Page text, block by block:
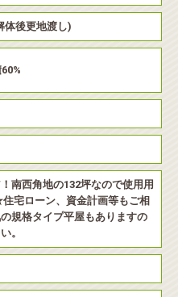
体後更地渡し)
南西角地の132坪なので使用用
宅ローン、資金計画等もご相
規格タイプ平屋もありますの
。